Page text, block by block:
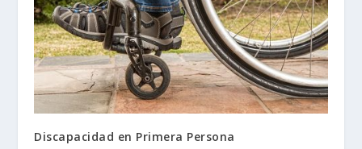
Discapacidad en Primera Persona